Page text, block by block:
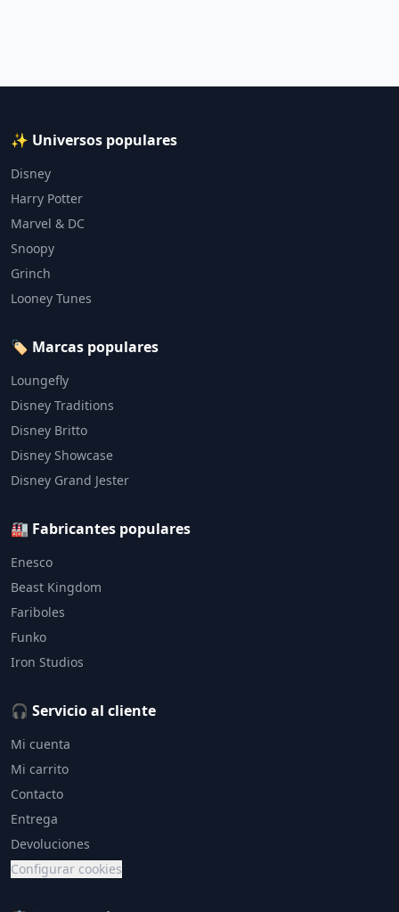
✨ Universos populares
Disney
Harry Potter
Marvel & DC
Snoopy
Grinch
Looney Tunes
🏷️ Marcas populares
Loungefly
Disney Traditions
Disney Britto
Disney Showcase
Disney Grand Jester
🏭 Fabricantes populares
Enesco
Beast Kingdom
Fariboles
Funko
Iron Studios
🎧 Servicio al cliente
Mi cuenta
Mi carrito
Contacto
Entrega
Devoluciones
Configurar cookies